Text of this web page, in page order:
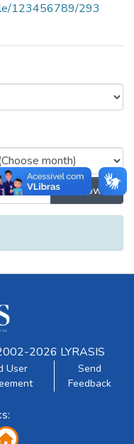
123456789/293
Browse
2026 LYRASIS
User
Send
Feedback